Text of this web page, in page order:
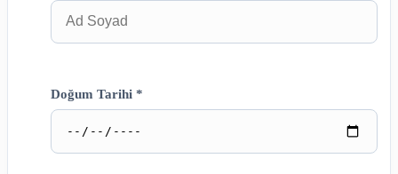
Doğum Tarihi *